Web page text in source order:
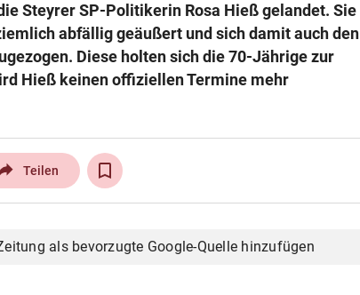
Steyrer SP-Politikerin Rosa Hieß gelandet. Sie
abfällig geäußert und sich damit auch den
Diese holten sich die 70-Jährige zur
Hieß keinen offiziellen Termine mehr
Teilen
als bevorzugte Google-Quelle hinzufügen